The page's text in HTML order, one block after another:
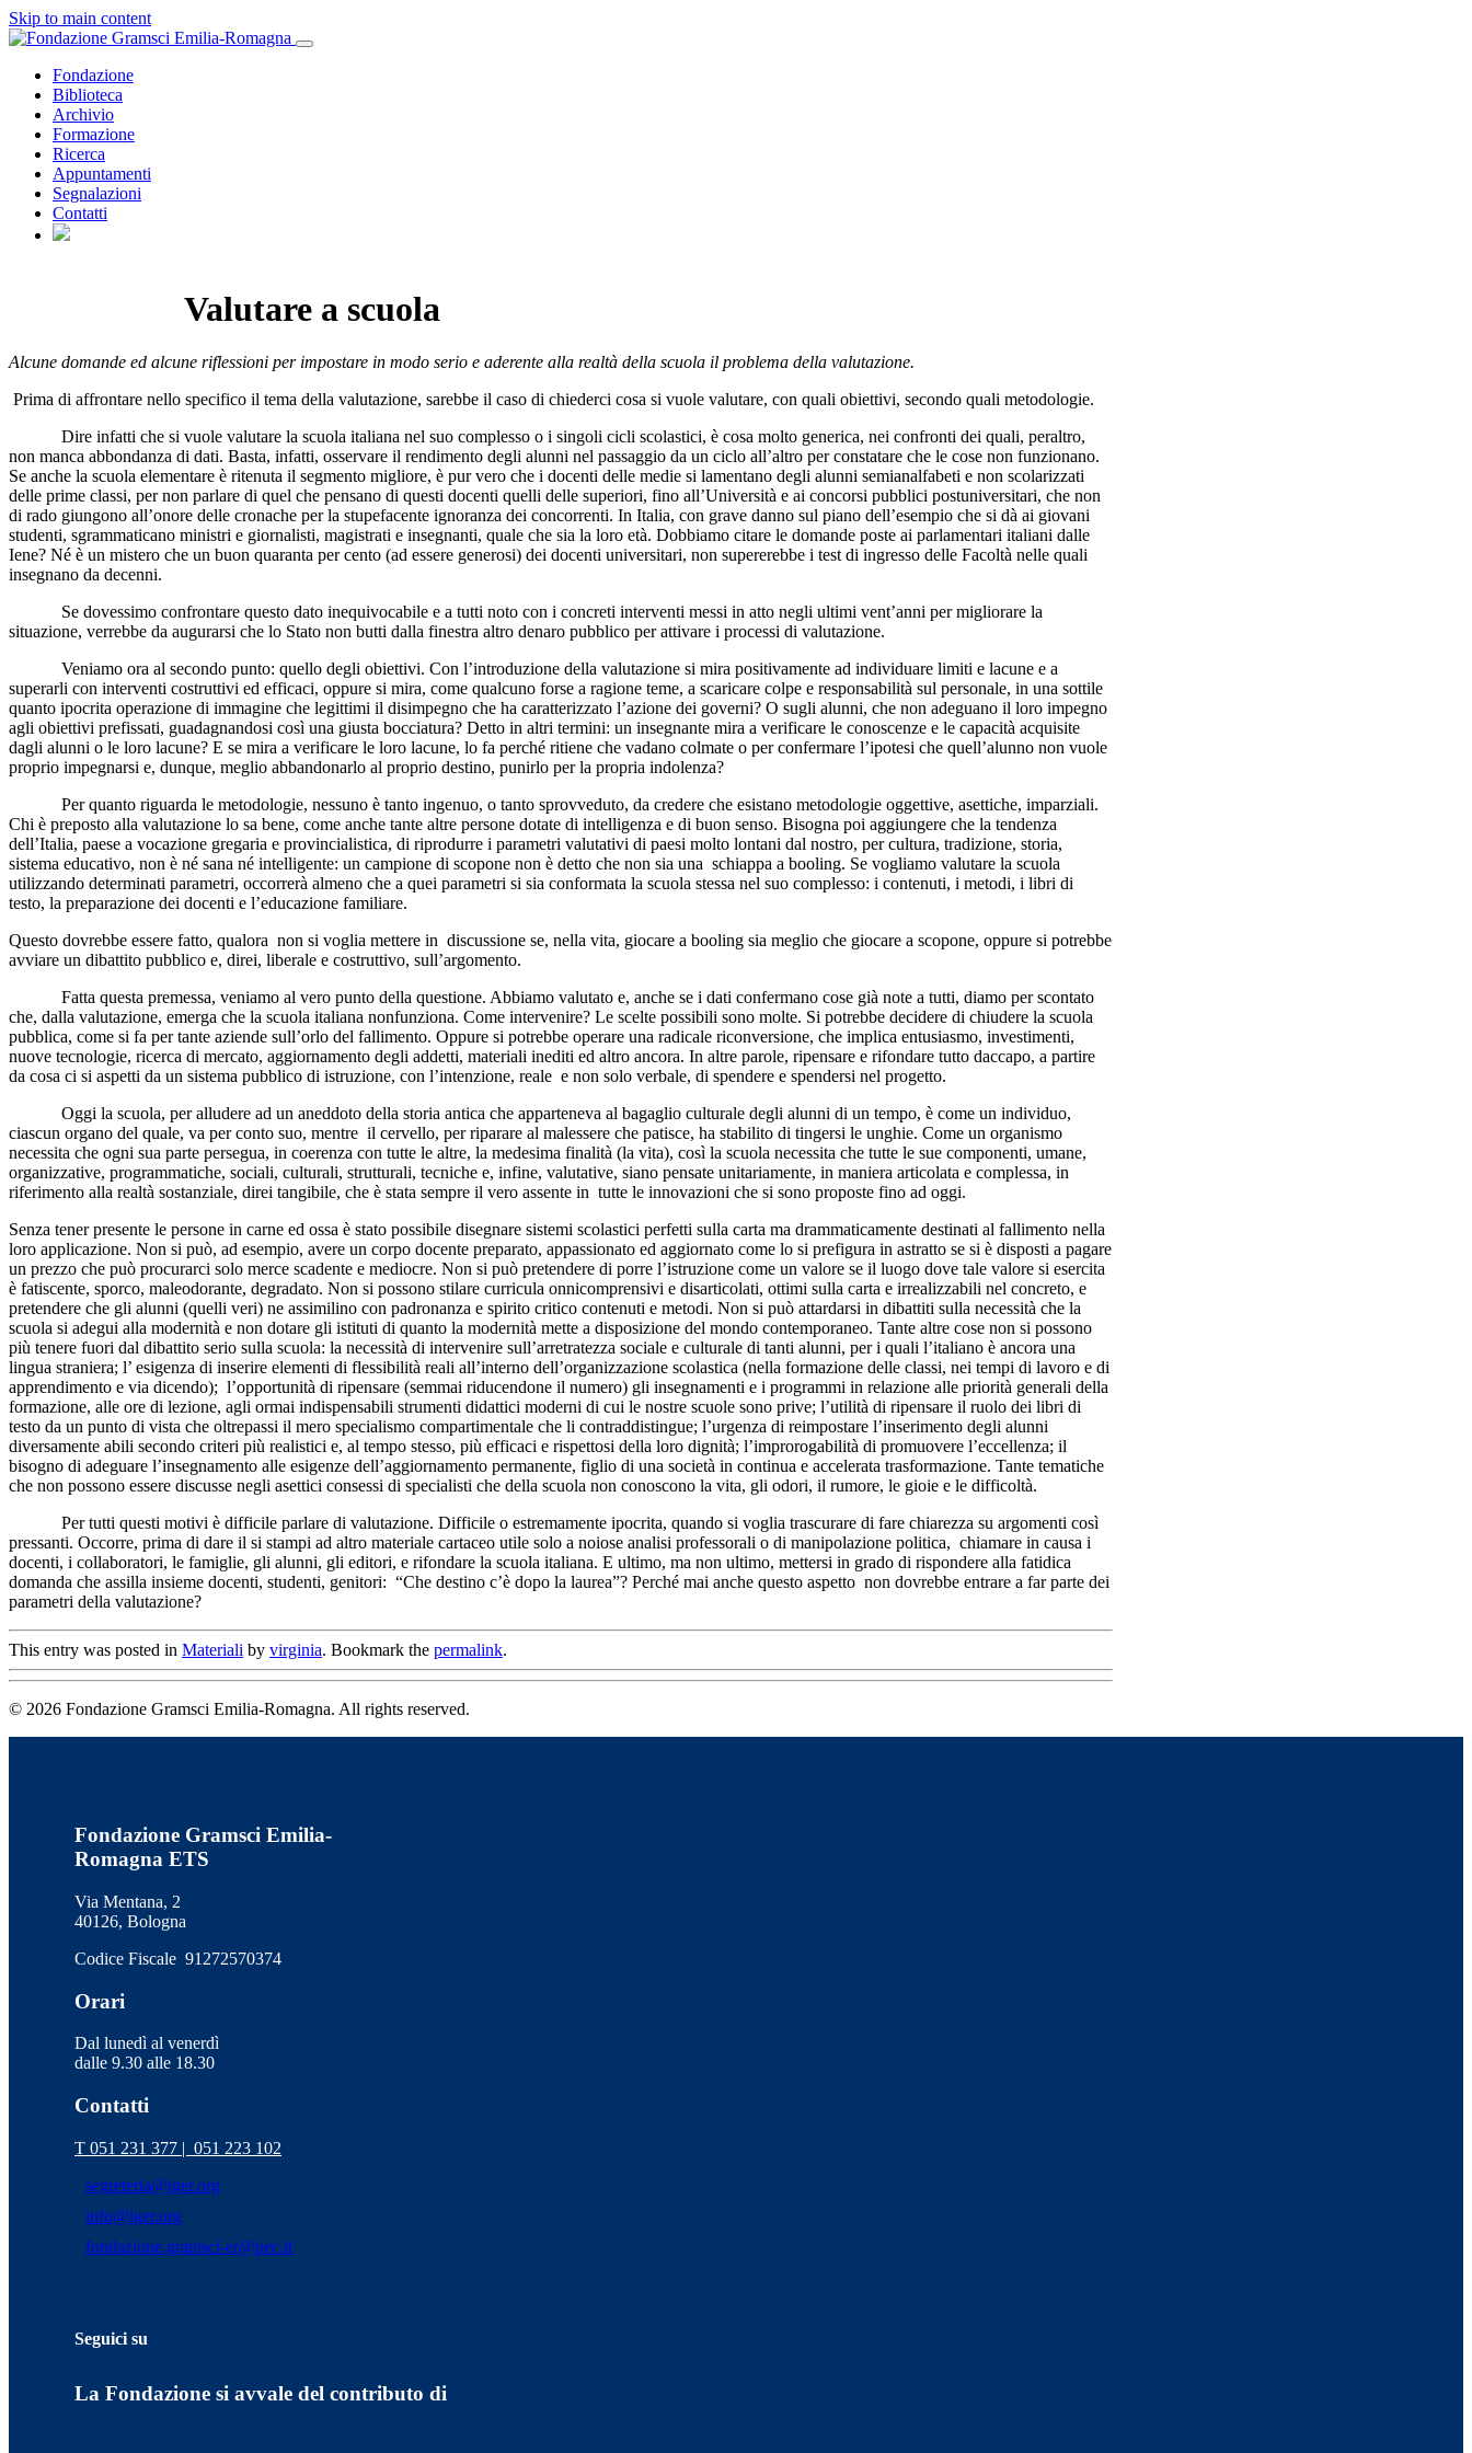
Skip to main content
Fondazione
Biblioteca
Archivio
Formazione
Ricerca
Appuntamenti
Segnalazioni
Contatti
Valutare a scuola
Alcune domande ed alcune riflessioni per impostare in modo serio e aderente alla realtà della scuola il problema della valutazione.
Prima di affrontare nello specifico il tema della valutazione, sarebbe il caso di chiederci cosa si vuole valutare, con quali obiettivi, secondo quali metodologie.
Dire infatti che si vuole valutare la scuola italiana nel suo complesso o i singoli cicli scolastici, è cosa molto generica, nei confronti dei quali, peraltro,
non manca abbondanza di dati. Basta, infatti, osservare il rendimento degli alunni nel passaggio da un ciclo all’altro per constatare che le cose non funzionano.
Se anche la scuola elementare è ritenuta il segmento migliore, è pur vero che i docenti delle medie si lamentano degli alunni semianalfabeti e non scolarizzati
delle prime classi, per non parlare di quel che pensano di questi docenti quelli delle superiori, fino all’Università e ai concorsi pubblici postuniversitari, che non
di rado giungono all’onore delle cronache per la stupefacente ignoranza dei concorrenti. In Italia, con grave danno sul piano dell’esempio che si dà ai giovani
studenti, sgrammaticano ministri e giornalisti, magistrati e insegnanti, quale che sia la loro età. Dobbiamo citare le domande poste ai parlamentari italiani dalle
Iene? Né è un mistero che un buon quaranta per cento (ad essere generosi) dei docenti universitari, non supererebbe i test di ingresso delle Facoltà nelle quali
insegnano da decenni.
Se dovessimo confrontare questo dato inequivocabile e a tutti noto con i concreti interventi messi in atto negli ultimi vent’anni per migliorare la
situazione, verrebbe da augurarsi che lo Stato non butti dalla finestra altro denaro pubblico per attivare i processi di valutazione.
Veniamo ora al secondo punto: quello degli obiettivi. Con l’introduzione della valutazione si mira positivamente ad individuare limiti e lacune e a
superarli con interventi costruttivi ed efficaci, oppure si mira, come qualcuno forse a ragione teme, a scaricare colpe e responsabilità sul personale, in una sottile
quanto ipocrita operazione di immagine che legittimi il disimpegno che ha caratterizzato l’azione dei governi? O sugli alunni, che non adeguano il loro impegno
agli obiettivi prefissati, guadagnandosi così una giusta bocciatura? Detto in altri termini: un insegnante mira a verificare le conoscenze e le capacità acquisite
dagli alunni o le loro lacune? E se mira a verificare le loro lacune, lo fa perché ritiene che vadano colmate o per confermare l’ipotesi che quell’alunno non vuole
proprio impegnarsi e, dunque, meglio abbandonarlo al proprio destino, punirlo per la propria indolenza?
Per quanto riguarda le metodologie, nessuno è tanto ingenuo, o tanto sprovveduto, da credere che esistano metodologie oggettive, asettiche, imparziali.
Chi è preposto alla valutazione lo sa bene, come anche tante altre persone dotate di intelligenza e di buon senso. Bisogna poi aggiungere che la tendenza
dell’Italia, paese a vocazione gregaria e provincialistica, di riprodurre i parametri valutativi di paesi molto lontani dal nostro, per cultura, tradizione, storia,
sistema educativo, non è né sana né intelligente: un campione di scopone non è detto che non sia una schiappa a booling. Se vogliamo valutare la scuola
utilizzando determinati parametri, occorrerà almeno che a quei parametri si sia conformata la scuola stessa nel suo complesso: i contenuti, i metodi, i libri di
testo, la preparazione dei docenti e l’educazione familiare.
Questo dovrebbe essere fatto, qualora non si voglia mettere in discussione se, nella vita, giocare a booling sia meglio che giocare a scopone, oppure si potrebbe
avviare un dibattito pubblico e, direi, liberale e costruttivo, sull’argomento.
Fatta questa premessa, veniamo al vero punto della questione. Abbiamo valutato e, anche se i dati confermano cose già note a tutti, diamo per scontato
che, dalla valutazione, emerga che la scuola italiana nonfunziona. Come intervenire? Le scelte possibili sono molte. Si potrebbe decidere di chiudere la scuola
pubblica, come si fa per tante aziende sull’orlo del fallimento. Oppure si potrebbe operare una radicale riconversione, che implica entusiasmo, investimenti,
nuove tecnologie, ricerca di mercato, aggiornamento degli addetti, materiali inediti ed altro ancora. In altre parole, ripensare e rifondare tutto daccapo, a partire
da cosa ci si aspetti da un sistema pubblico di istruzione, con l’intenzione, reale e non solo verbale, di spendere e spendersi nel progetto.
Oggi la scuola, per alludere ad un aneddoto della storia antica che apparteneva al bagaglio culturale degli alunni di un tempo, è come un individuo,
ciascun organo del quale, va per conto suo, mentre il cervello, per riparare al malessere che patisce, ha stabilito di tingersi le unghie. Come un organismo
necessita che ogni sua parte persegua, in coerenza con tutte le altre, la medesima finalità (la vita), così la scuola necessita che tutte le sue componenti, umane,
organizzative, programmatiche, sociali, culturali, strutturali, tecniche e, infine, valutative, siano pensate unitariamente, in maniera articolata e complessa, in
riferimento alla realtà sostanziale, direi tangibile, che è stata sempre il vero assente in tutte le innovazioni che si sono proposte fino ad oggi.
Senza tener presente le persone in carne ed ossa è stato possibile disegnare sistemi scolastici perfetti sulla carta ma drammaticamente destinati al fallimento nella
loro applicazione. Non si può, ad esempio, avere un corpo docente preparato, appassionato ed aggiornato come lo si prefigura in astratto se si è disposti a pagare
un prezzo che può procurarci solo merce scadente e mediocre. Non si può pretendere di porre l’istruzione come un valore se il luogo dove tale valore si esercita
è fatiscente, sporco, maleodorante, degradato. Non si possono stilare curricula onnicomprensivi e disarticolati, ottimi sulla carta e irrealizzabili nel concreto, e
pretendere che gli alunni (quelli veri) ne assimilino con padronanza e spirito critico contenuti e metodi. Non si può attardarsi in dibattiti sulla necessità che la
scuola si adegui alla modernità e non dotare gli istituti di quanto la modernità mette a disposizione del mondo contemporaneo. Tante altre cose non si possono
più tenere fuori dal dibattito serio sulla scuola: la necessità di intervenire sull’arretratezza sociale e culturale di tanti alunni, per i quali l’italiano è ancora una
lingua straniera; l’ esigenza di inserire elementi di flessibilità reali all’interno dell’organizzazione scolastica (nella formazione delle classi, nei tempi di lavoro e di
apprendimento e via dicendo); l’opportunità di ripensare (semmai riducendone il numero) gli insegnamenti e i programmi in relazione alle priorità generali della
formazione, alle ore di lezione, agli ormai indispensabili strumenti didattici moderni di cui le nostre scuole sono prive; l’utilità di ripensare il ruolo dei libri di
testo da un punto di vista che oltrepassi il mero specialismo compartimentale che li contraddistingue; l’urgenza di reimpostare l’inserimento degli alunni
diversamente abili secondo criteri più realistici e, al tempo stesso, più efficaci e rispettosi della loro dignità; l’improrogabilità di promuovere l’eccellenza; il
bisogno di adeguare l’insegnamento alle esigenze dell’aggiornamento permanente, figlio di una società in continua e accelerata trasformazione. Tante tematiche
che non possono essere discusse negli asettici consessi di specialisti che della scuola non conoscono la vita, gli odori, il rumore, le gioie e le difficoltà.
Per tutti questi motivi è difficile parlare di valutazione. Difficile o estremamente ipocrita, quando si voglia trascurare di fare chiarezza su argomenti così
pressanti. Occorre, prima di dare il si stampi ad altro materiale cartaceo utile solo a noiose analisi professorali o di manipolazione politica, chiamare in causa i
docenti, i collaboratori, le famiglie, gli alunni, gli editori, e rifondare la scuola italiana. E ultimo, ma non ultimo, mettersi in grado di rispondere alla fatidica
domanda che assilla insieme docenti, studenti, genitori: “Che destino c’è dopo la laurea”? Perché mai anche questo aspetto non dovrebbe entrare a far parte dei
parametri della valutazione?
This entry was posted in Materiali by virginia. Bookmark the permalink.
© 2026 Fondazione Gramsci Emilia-Romagna. All rights reserved.
Fondazione Gramsci Emilia-
Romagna ETS
Via Mentana, 2
40126, Bologna
Codice Fiscale 91272570374
Orari
Dal lunedì al venerdì
dalle 9.30 alle 18.30
Contatti
T 051 231 377 | 051 223 102
segreteria@iger.org
info@iger.org
fondazione.gramsci-er@pec.it
Seguici su
La Fondazione si avvale del contributo di